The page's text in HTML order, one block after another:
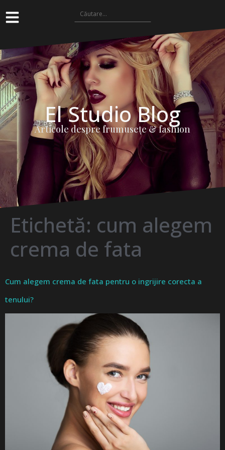
El Studio Blog
Articole despre frumuseţe & fashion
Etichetă: cum alegem
crema de fata
Cum alegem crema de fata pentru o ingrijire corecta a
tenului?